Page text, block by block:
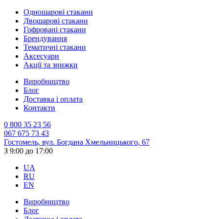
Одношарові стакани
Двошарові стакани
Гофровані стакани
Брендування
Тематичні стакани
Аксесуари
Акції та знижки
Виробництво
Блог
Доставка і оплата
Контакти
0 800 35 23 56
067 675 73 43
Гостомель, вул. Богдана Хмельницького, 67
З 9:00 до 17:00
UA
RU
EN
Виробництво
Блог